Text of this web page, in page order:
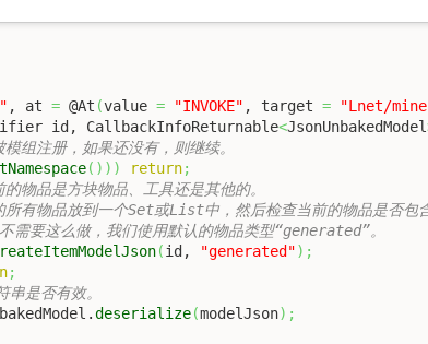
, at = @At (value = "INVOKE" , target =
"Lnet/
id, CallbackInfoReturnable<JsonUnbakedModel
组注册，如果还没有，则继续。
( ) ) ) return;
物品是方块物品、工具还是其他的。
有物品放到一个Set或List中，然后检查当前的物品是否包含
需要这么做，我们使用默认的物品类型“generated”。
(id, "generated") ;
;
是否有效。
deserialize(modelJson) ;